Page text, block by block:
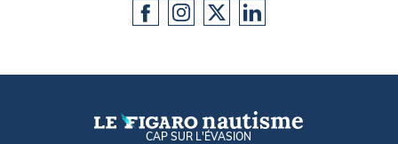
CAP SUR L'ÉVASION